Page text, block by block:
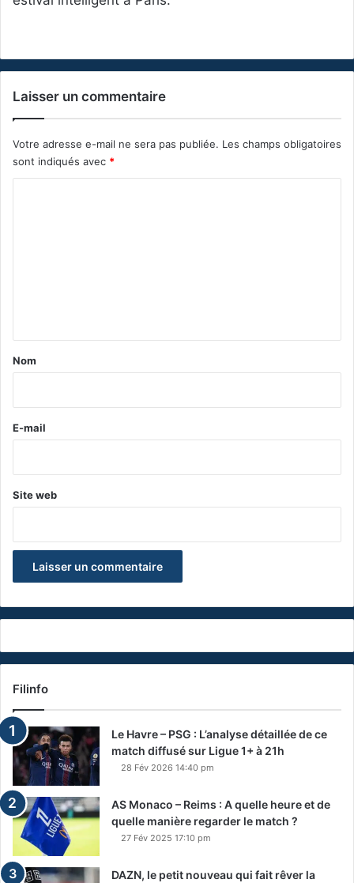
Laisser un commentaire
Votre adresse e-mail ne sera pas publiée. Les champs obligatoires
sont indiqués avec *
a
e
Nom
E-mail
Site web
Filinfo
Le Havre – PSG : L’analyse détaillée de ce
match diffusé sur Ligue 1+ à 21h
28 Fév 2026 14:40 pm
AS Monaco – Reims : A quelle heure et de
quelle manière regarder le match ?
27 Fév 2025 17:10 pm
DAZN, le petit nouveau qui fait rêver la